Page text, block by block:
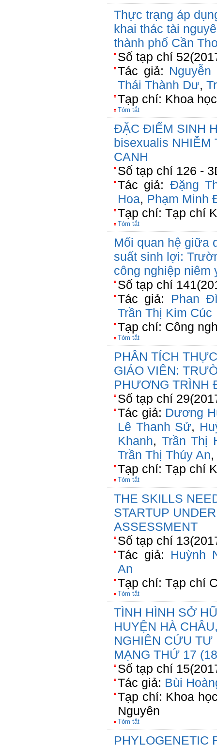
Thực trạng áp
khai thác tài
thành phố Cần
Số tạp chí
Tác giả:
Thái Thành Dư,
Tạp chí: Khoa
Tóm tắt
ĐẶC ĐIỂM SINH
bisexualis NHIỄM
CANH
Số tạp chí 126 -
Tác giả: Đặng
Hoa, Phạm Minh
Tạp chí: Tạp chí
Tóm tắt
Mối quan hệ giữa
suất sinh lợi:
công nghiệp niêm
Số tạp chí
Tác giả: Phan
Trần Thị Kim Cúc
Tạp chí: Công
Tóm tắt
PHÂN TÍCH
GIÁO VIÊN:
PHƯƠNG TRÌNH
Số tạp chí
Tác giả: Dương
Lê Thanh Sử,
Khanh, Trần Thị
Trần Thị Thúy An,
Tạp chí: Tạp chí
Tóm tắt
THE SKILLS
STARTUP
ASSESSMENT
Số tạp chí
Tác giả: Huỳnh
An
Tạp chí: Tạp chí
Tóm tắt
TÌNH HÌNH SỞ
HUYỆN HÀ
NGHIÊN CỨU
MẠNG THỨ 17
Số tạp chí
Tác giả: Bùi
Tạp chí: Khoa
Nguyên
Tóm tắt
PHYLOGENETIC